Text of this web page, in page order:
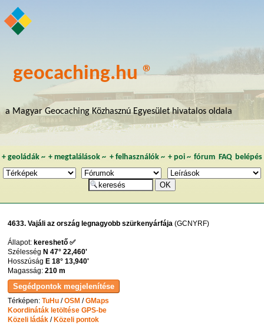
geocaching.hu ®
a Magyar Geocaching Közhasznú Egyesület hivatalos oldala
+ geoládák~ +megtalálások ~ + felhasználók~ + poi~ fórum FAQ belépés
4633. Vajáli az ország legnagyobb szürkenyárfája (GCNYRF)
Állapot: kereshető ✅
Szélesség N 47° 22,460'
Hosszúság E 18° 13,940'
Magasság:210 m
Térképen:TuHu /OSM /GMaps
Koordináták letöltése GPS-be
Közeli ládák / Közeli pontok